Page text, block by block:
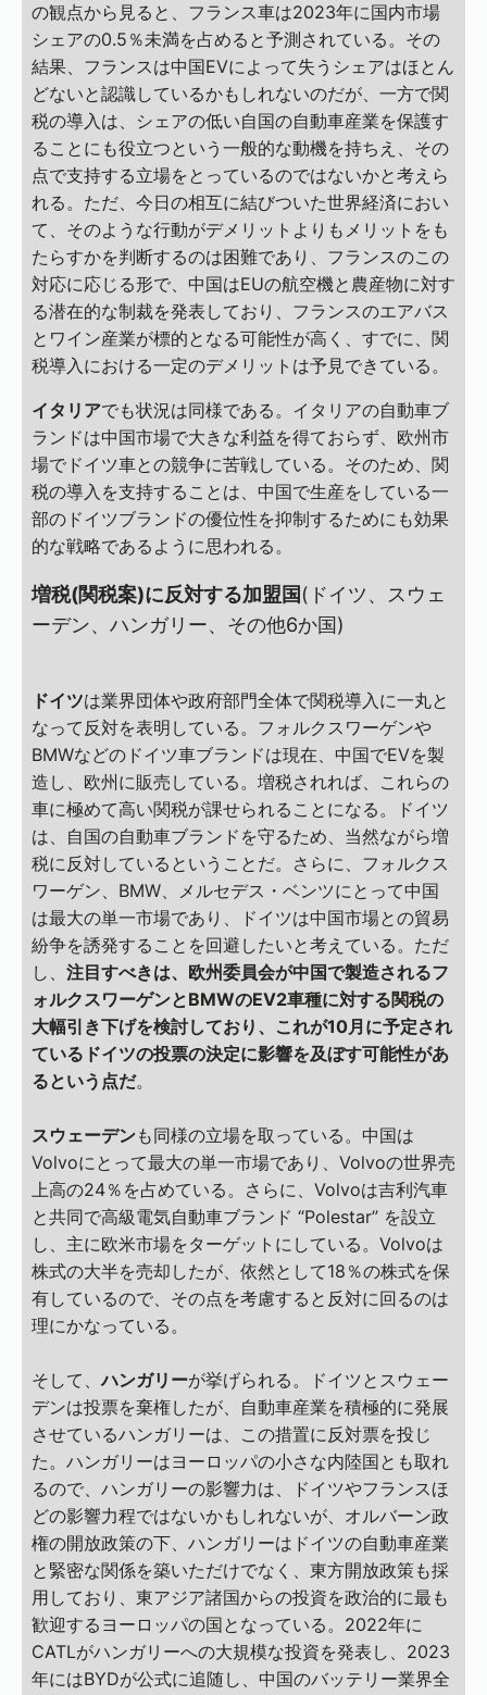
の観点から見ると、フランス車は2023年に国内市場
シェアの0.5％未満を占めると予測されている。その
結果、フランスは中国EVによって失うシェアはほとん
どないと認識しているかもしれないのだが、一方で関
税の導入は、シェアの低い自国の自動車産業を保護す
ることにも役立つという一般的な動機を持ちえ、その
点で支持する立場をとっているのではないかと考えら
れる。ただ、今日の相互に結びついた世界経済におい
て、そのような行動がデメリットよりもメリットをも
たらすかを判断するのは困難であり、フランスのこの
対応に応じる形で、中国はEUの航空機と農産物に対す
る潜在的な制裁を発表しており、フランスのエアバス
とワイン産業が標的となる可能性が高く、すでに、関
税導入における一定のデメリットは予見できている。
イタリアでも状況は同様である。イタリアの自動車ブ
ランドは中国市場で大きな利益を得ておらず、欧州市
場でドイツ車との競争に苦戦している。そのため、関
税の導入を支持することは、中国で生産をしている一
部のドイツブランドの優位性を抑制するためにも効果
的な戦略であるように思われる。
増税(関税案)に反対する加盟国 (ドイツ、スウェ
ーデン、ハンガリー、その他6か国)
ドイツは業界団体や政府部門全体で関税導入に一丸と
なって反対を表明している。フォルクスワーゲンや
BMWなどのドイツ車ブランドは現在、中国でEVを製
造し、欧州に販売している。増税されれば、これらの
車に極めて高い関税が課せられることになる。ドイツ
は、自国の自動車ブランドを守るため、当然ながら増
税に反対しているということだ。さらに、フォルクス
ワーゲン、BMW、メルセデス・ベンツにとって中国
は最大の単一市場であり、ドイツは中国市場との貿易
紛争を誘発することを回避したいと考えている。ただ
し、 注目すべきは、欧州委員会が中国で製造されるフ
ォルクスワーゲンとBMWのEV2車種に対する関税の
大幅引き下げを検討しており、これが10月に予定され
ているドイツの投票の決定に影響を及ぼす可能性があ
るという点だ。
スウェーデンも同様の立場を取っている。中国は
Volvoにとって最大の単一市場であり、Volvoの世界売
上高の24％を占めている。さらに、Volvoは吉利汽車
と共同で高級電気自動車ブランド “Polestar” を設立
し、主に欧米市場をターゲットにしている。Volvoは
株式の大半を売却したが、依然として18％の株式を保
有しているので、その点を考慮すると反対に回るのは
理にかなっている。
そして、ハンガリーが挙げられる。ドイツとスウェー
デンは投票を棄権したが、自動車産業を積極的に発展
させているハンガリーは、この措置に反対票を投じ
た。ハンガリーはヨーロッパの小さな内陸国とも取れ
るので、ハンガリーの影響力は、ドイツやフランスほ
どの影響力程ではないかもしれないが、オルバーン政
権の開放政策の下、ハンガリーはドイツの自動車産業
と緊密な関係を築いただけでなく、東方開放政策も採
用しており、東アジア諸国からの投資を政治的に最も
歓迎するヨーロッパの国となっている。2022年に
CATLがハンガリーへの大規模な投資を発表し、2023
年にはBYDが公式に追随し、中国のバッテリー業界全